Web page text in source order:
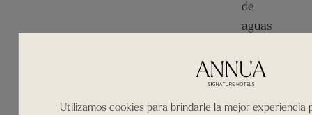
de
aguas
y
arena
blanca
Utilizamos cookies para brindarle la mejor experiencia